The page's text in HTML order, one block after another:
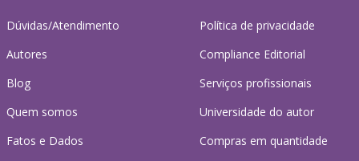
Dúvidas/Atendimento
Autores
Blog
Quem somos
Fatos e Dados
Política de privacidade
Compliance Editorial
Serviços profissionais
Universidade do autor
Compras em quantidade